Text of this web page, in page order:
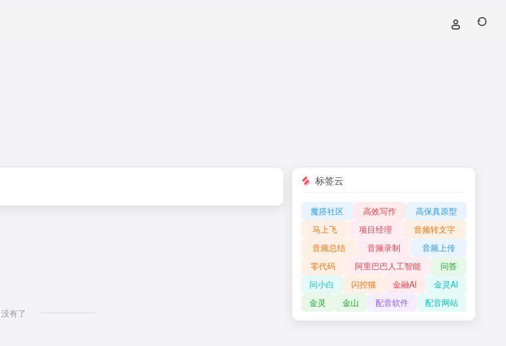
没有了
标签云
魔搭社区 高效写作
高保真原型
马上飞
项目经理
音频转文字
音频总结
音频录制
音频上传
零代码
阿里巴巴人工智能
问答
问小白
闪控猫 金融AI
金灵AI
金灵
金山 配音软件 配音网站